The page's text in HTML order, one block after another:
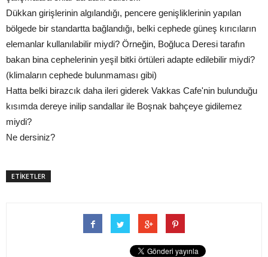
Dükkan girişlerinin algılandığı, pencere genişliklerinin yapılan
bölgede bir standartta bağlandığı, belki cephede güneş kırıcıların
elemanlar kullanılabilir miydi? Örneğin, Boğluca Deresi tarafın
bakan bina cephelerinin yeşil bitki örtüleri adapte edilebilir miydi?
(klimaların cephede bulunmaması gibi)
Hatta belki birazcık daha ileri giderek Vakkas Cafe'nin bulunduğu
kısımda dereye inilip sandallar ile Boşnak bahçeye gidilemez
miydi?
Ne dersiniz?
ETİKETLER